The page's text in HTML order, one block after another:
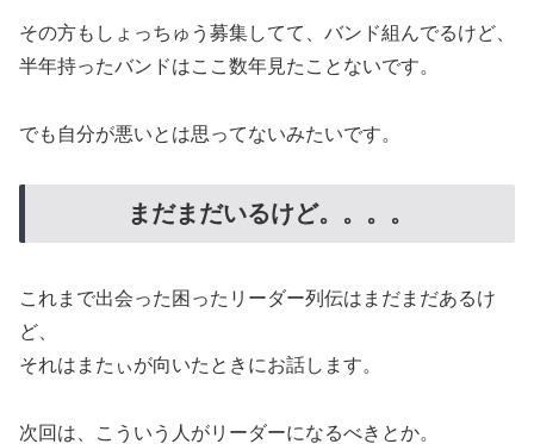
その方もしょっちゅう募集してて、バンド組んでるけど、
半年持ったバンドはここ数年見たことないです。
でも自分が悪いとは思ってないみたいです。
まだまだいるけど。。。。
これまで出会った困ったリーダー列伝はまだまだあるけ
ど、
それはまたぃが向いたときにお話します。
次回は、こういう人がリーダーになるべきとか。